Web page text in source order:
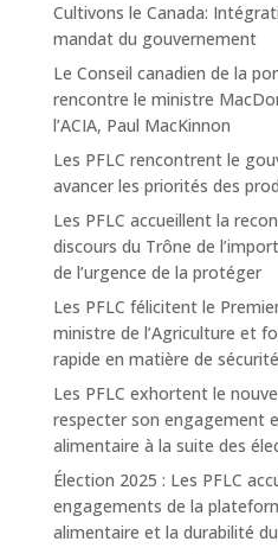
Cultivons le Canada:
mandat du gouvernement
Le Conseil canadien de la
rencontre le ministre
l’ACIA, Paul MacKinnon
Les PFLC rencontrent le
avancer les priorités des
Les PFLC accueillent la
discours du Trône de
de l’urgence de la protéger
Les PFLC félicitent le
ministre de l’Agriculture et
rapide en matière de
Les PFLC exhortent le
respecter son engagement
alimentaire à la suite des
Élection 2025 : Les PFLC
engagements de la
alimentaire et la durabilité